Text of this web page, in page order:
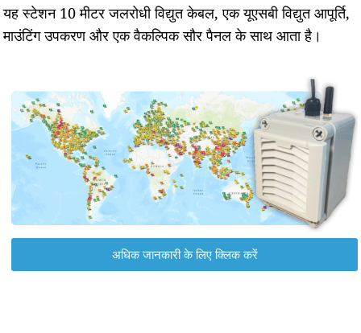
यह स्टेशन 10 मीटर जलरोधी विद्युत केबल, एक यूएसबी विद्युत आपूर्ति,
माउंटिंग उपकरण और एक वैकल्पिक सौर पैनल के साथ आता है।
अधिक जानकारी के लिए क्लिक करें